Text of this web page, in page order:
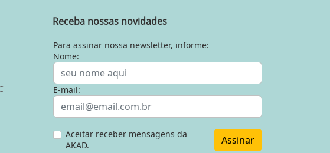
Receba nossas novidades
Para assinar nossa newsletter, informe:
Nome:
E-mail:
Aceitar receber mensagens da
AKAD.
Assinar